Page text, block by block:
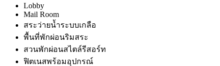
Lobby
Mail Room
สระว่ายน้ำระบบเกลือ
พื้นที่พักผ่อนริมสระ
สวนพักผ่อนสไตล์รีสอร์ท
ฟิตเนสพร้อมอุปกรณ์